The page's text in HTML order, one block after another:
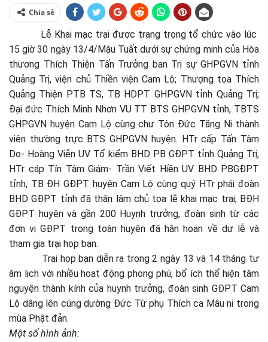
Chia sẻ
Lễ Khai mạc trại được trang trọng tổ chức vào lúc
15 giờ 30 ngày 13/4/Mậu Tuất dưới sự chứng minh của Hòa
thương Thích Thiện Tấn Trưởng ban Trị sự GHPGVN tỉnh
Quảng Trị, viện chủ Thiền viện Cam Lộ; Thượng tọa Thích
Quảng Thiện PTB TS, TB HDPT GHPGVN tỉnh Quảng Trị;
Đại đức Thích Minh Nhơn VU TT BTS GHPGVN tỉnh, TBTS
GHPGVN huyện Cam Lộ cùng chư Tôn Đức Tăng Ni thành
viên thường trực BTS GHPGVN huyện. HTr cấp Tấn Tâm
Do- Hoàng Viễn UV Tổ kiểm BHD PB GĐPT tỉnh Quảng Trị,
HTr cáp Tín Tâm Giám- Trần Viết Hiền UV BHD PBGĐPT
tỉnh, TB ĐH GĐPT huyện Cam Lộ cùng quý HTr phái đoàn
BHD GĐPT tỉnh đã thân lâm chủ tọa lễ khai mạc trại; BĐH
GĐPT huyện và gần 200 Huynh trưởng, đoàn sinh từ các
đơn vị GĐPT trong toàn huyện đã hân hoan về dự lễ và
tham gia trại họp bạn.
Trại họp bạn diễn ra trong 2 ngày 13 và 14 tháng tư
âm lịch với nhiều hoạt động phong phú, bổ ích thể hiện tâm
nguyện thành kính của huynh trưởng, đoàn sinh GĐPT Cam
Lộ dâng lên cúng dường Đức Từ phụ Thích ca Mâu ni trong
mùa Phật đản.
Một số hình ảnh: